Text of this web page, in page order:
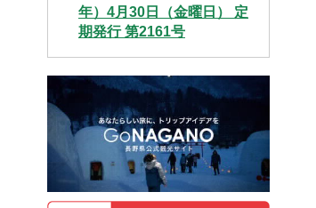
年）4月30日（金曜日） 定
期発行 第2161号